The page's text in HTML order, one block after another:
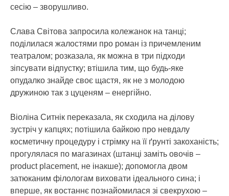
сесію – зворушливо.
Слава Світова запросила колежанок на танці;
поділилася жалостями про роман із причемленим
театралом; розказала, як можна в три підходи
зіпсувати відпустку; втішила тим, що будь-яке
опудалко знайде своє щастя, як не з молодою
дружиною так з цуценям – енергійно.
Віоліна Ситнік переказала, як сходила на ділову
зустріч у капцях; потішила байкою про невдалу
косметичну процедуру і стрімку на її ґрунті закоханість;
прогулялася по магазинах (штанці заміть овочів –
product placement, не інакше); допомогла двом
затюканим філологам виховати ідеального сина; і
вперше, як востаннє познайомилася зі свекрухою –